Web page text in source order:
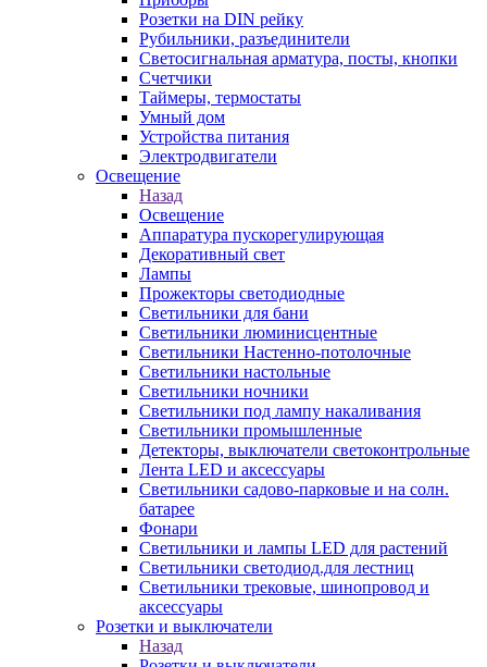
Розетки на DIN рейку
Рубильники, разъединители
Светосигнальная арматура, посты, кнопки
Счетчики
Таймеры, термостаты
Умный дом
Устройства питания
Электродвигатели
Освещение
Назад
Освещение
Аппаратура пускорегулирующая
Декоративный свет
Лампы
Прожекторы светодиодные
Светильники для бани
Светильники люминисцентные
Светильники Настенно-потолочные
Светильники настольные
Светильники ночники
Светильники под лампу накаливания
Светильники промышленные
Детекторы, выключатели светоконтрольные
Лента LED и аксессуары
Светильники садово-парковые и на солн.
батарее
Фонари
Светильники и лампы LED для растений
Светильники светодиод.для лестниц
Светильники трековые, шинопровод и
аксессуары
Розетки и выключатели
Назад